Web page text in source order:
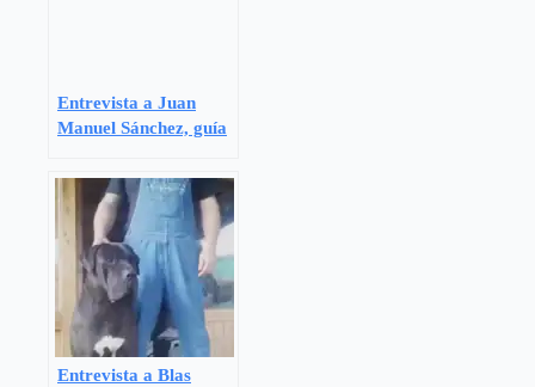
Entrevista a Juan
Manuel Sánchez, guía
Entrevista a Blas